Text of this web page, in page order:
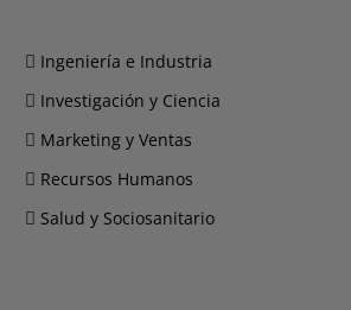
Ingeniería e Industria
Investigación y Ciencia
Marketing y Ventas
Recursos Humanos
Salud y Sociosanitario